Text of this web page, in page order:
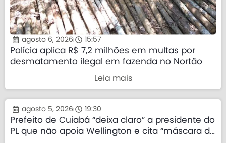
agosto 6, 2026 15:57
Polícia aplica R$ 7,2 milhões em multas por
desmatamento ilegal em fazenda no Nortão
Leia mais
agosto 5, 2026 19:30
Prefeito de Cuiabá “deixa claro” a presidente do
PL que não apoia Wellington e cita “máscara da